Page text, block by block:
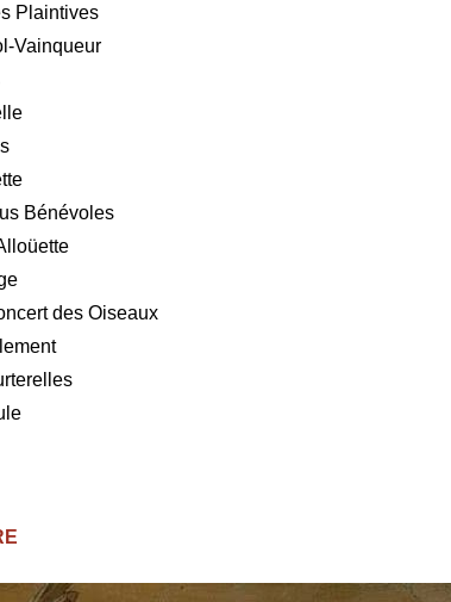
Plaintives
Vainqueur
Bénévoles
des Oiseaux